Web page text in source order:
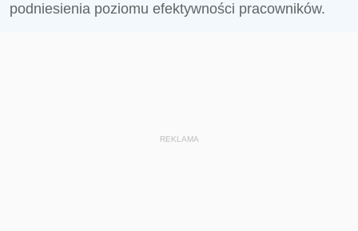
podniesienia poziomu efektywności pracowników.
REKLAMA